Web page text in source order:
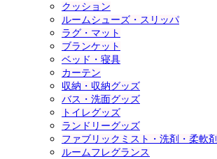
クッション
ルームシューズ・スリッパ
ラグ・マット
ブランケット
ベッド・寝具
カーテン
収納・収納グッズ
バス・洗面グッズ
トイレグッズ
ランドリーグッズ
ファブリックミスト・洗剤・柔軟剤
ルームフレグランス